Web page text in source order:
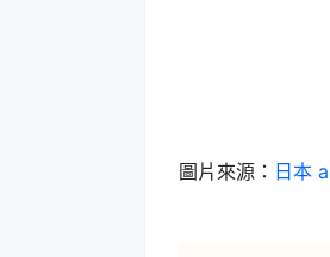
圖片來源： 日本